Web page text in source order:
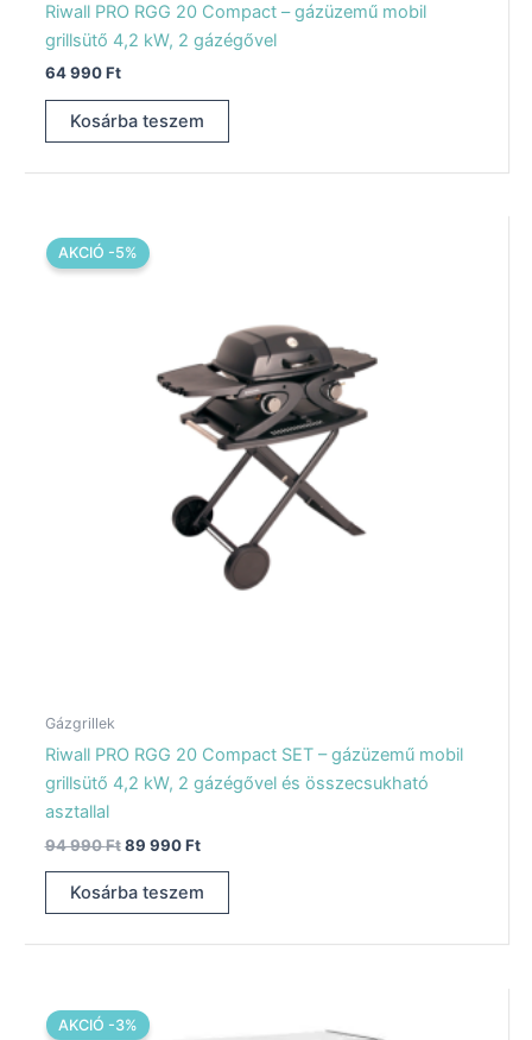
Riwall PRO RGG 20 Compact – gázüzemű mobil
grillsütő 4,2 kW, 2 gázégővel
64 990Ft
Kosárba teszem
AKCIÓ -5%
Gázgrillek
Riwall PRO RGG 20 Compact SET – gázüzemű mobil
grillsütő 4,2 kW, 2 gázégővel és összecsukható
asztallal
94 990Ft
price
was:
89 990Ft
Kosárba teszem
AKCIÓ -3%price
was: